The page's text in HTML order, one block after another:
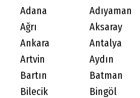
Adana Adıyaman
Ağrı
Aksaray
Ankara
Antalya
Artvin
Aydın
Bartın
Batman
Bilecik
Bingöl